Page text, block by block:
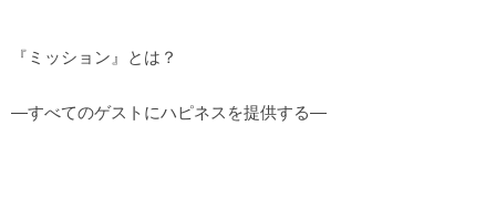
『ミッション』とは？
―すべてのゲストにハピネスを提供する―